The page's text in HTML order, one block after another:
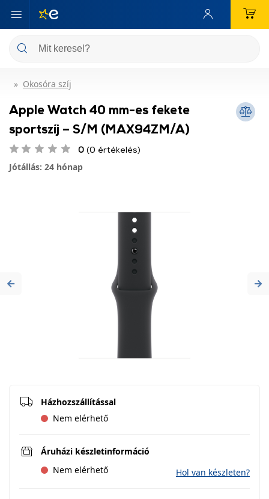
Okosóra szíj
Apple Watch 40 mm-es fekete
sportszíj – S/M (MAX94ZM/A)
0 (0 értékelés)
Jótállás: 24 hónap
Previous
Házhozszállítással
Nem elérhető
Áruházi készletinformáció
Nem elérhető
Hol van készleten?